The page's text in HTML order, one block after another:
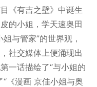
《有吉之壁》中诞生
的小姐，学天速奥田
与管家”的世界观，
社交媒体上便涌现出
一话描绘了“与小姐的
《漫画 京佳小姐与奥